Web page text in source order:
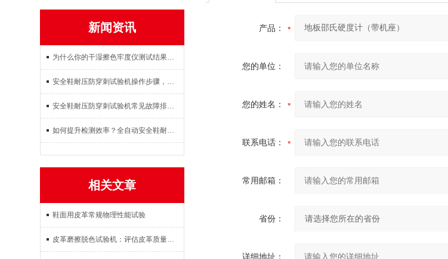
新闻资讯
为什么你的干湿擦色牢度仪测试结果不准？这3个操作误区要避开
安全鞋耐压防穿刺试验机操作步骤，试样放置参数设置试验检测完整教程
安全鞋耐压防穿刺试验机常见故障排查：压力不稳、数据不准解决方案
如何提升检测效率？全自动安全鞋耐压防穿刺试验机使用体验与效果
相关文章
鞋面用皮革常规物理性能试验
皮革磨擦脱色试验机：评估皮革质量的工具
产品：
您的单位：
您的姓名：
联系电话：
常用邮箱：
省份：
详细地址：